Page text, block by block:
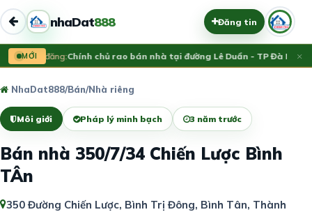
nhaDat888 Đăng tin
MỚI
Vừa đăng:Chính chủ rao bán nhà tại đường Lê Duẩn - TP Đà Nẵng;
×
NhaDat888/Bán/Nhà riêng
Môi giới Pháp lý minh bạch 3 năm trước
Bán nhà 350/7/34 Chiến Lược Bình
TÂn
350 Đường Chiến Lược, Bình Trị Đông, Bình Tân, Thành